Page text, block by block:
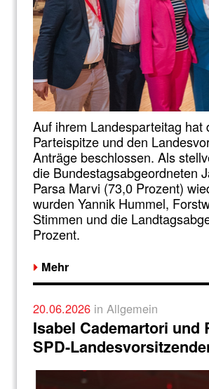
Auf ihrem Landesparteitag
Parteispitze und den
Anträge beschlossen. Als
die Bundestagsabgeordneten
Parsa Marvi (73,0 Prozent)
wurden Yannik Hummel,
Stimmen und die
Prozent.
Mehr
20.06.2026 in Allgemein
Isabel Cademartori und
SPD-